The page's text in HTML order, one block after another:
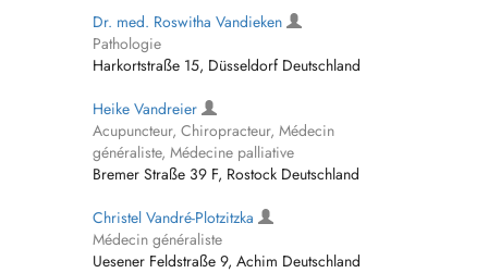
Dr. med. Roswitha Vandieken
Pathologie
Harkortstraße 15, Düsseldorf Deutschland
Heike Vandreier
Acupuncteur, Chiropracteur, Médecin
généraliste, Médecine palliative
Bremer Straße 39 F, Rostock Deutschland
Christel Vandré-Plotzitzka
Médecin généraliste
Uesener Feldstraße 9, Achim Deutschland